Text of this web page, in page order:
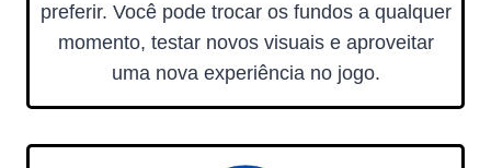
preferir. Você pode trocar os fundos a qualquer
momento, testar novos visuais e aproveitar
uma nova experiência no jogo.